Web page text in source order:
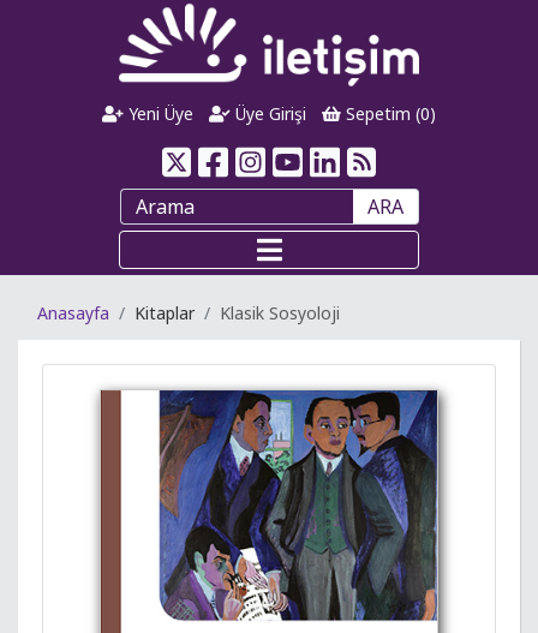
Yeni Üye Üye Girişi Sepetim (0)
ARA
Anasayfa Kitaplar Klasik Sosyoloji